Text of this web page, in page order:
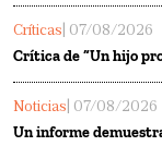
Críticas | 07/08/2026
Crítica de “Un hijo
Noticias | 07/08/2026
Un informe